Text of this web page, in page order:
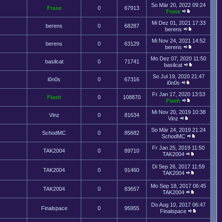
Frase 0 67913
So Mär 20, 2022 09:24
Frase
berens 0 68287
Mi Dez 01, 2021 17:33
berens
berens 0 63129
Mi Nov 24, 2021 14:52
berens
basilcat 0 71741
Mo Dez 07, 2020 11:50
basilcat
i0n0s 0 67316
So Jul 19, 2020 21:47
i0n0s
Flash 0 108870
Fr Jan 17, 2020 13:53
Flash
Vinz 0 81634
Mi Nov 20, 2019 10:38
Vinz
SchodMC 0 85682
So Mär 24, 2019 21:24
SchodMC
TAK2004 0 89710
Fr Jan 25, 2019 11:50
TAK2004
TAK2004 0 91460
Di Sep 26, 2017 11:59
TAK2004
TAK2004 0 83657
Mo Sep 18, 2017 06:45
TAK2004
Finalspace 0 95955
Do Aug 10, 2017 06:47
Finalspace